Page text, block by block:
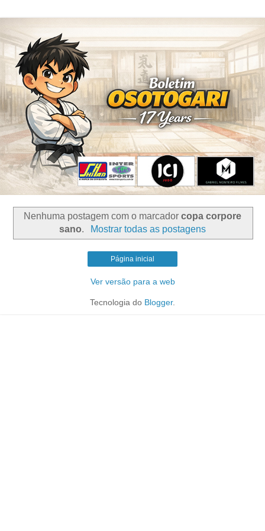
Nenhuma postagem com o marcador copa corpore
sano. Mostrar todas as postagens
Página inicial
Ver versão para a web
Tecnologia do Blogger.